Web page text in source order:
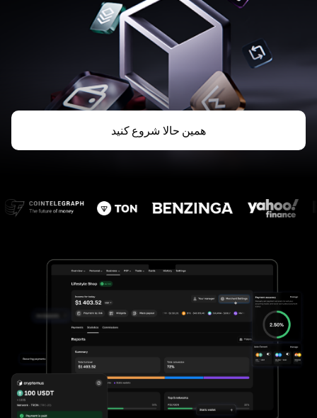
همین حالا شروع کنید